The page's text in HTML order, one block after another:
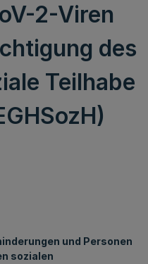
2-Viren
des
Teilhabe
und Personen
sozialen